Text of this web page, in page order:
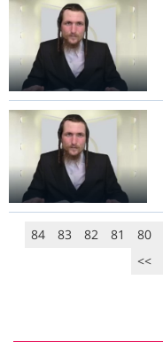
80
81
82
83
84
>>